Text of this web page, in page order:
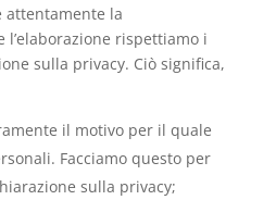
attentamente la
rispettiamo i
sulla privacy. Ciò significa,
il motivo per il quale
Facciamo questo per
sulla privacy;